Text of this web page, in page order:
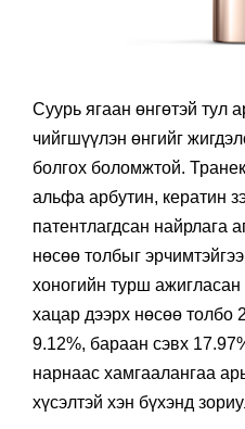
Суурь ягаан өнгөтэй тул
чийгшүүлэн өнгийг
болгох боломжтой.
альфа арбутин, кератин
патентлагдсан найрлага
нөсөө толбыг
хоногийн турш ажигласан
хацар дээрх нөсөө толбо
9.12%, бараан сэвх
нарнаас хамгаалангаа
хүсэлтэй хэн бүхэнд